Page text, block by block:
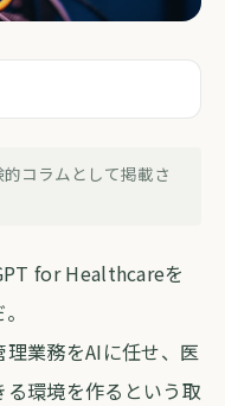
に動く銘柄は
コラムとして掲載さ
for Healthcareを
業務をAIに任せ、医
環境を作るという取